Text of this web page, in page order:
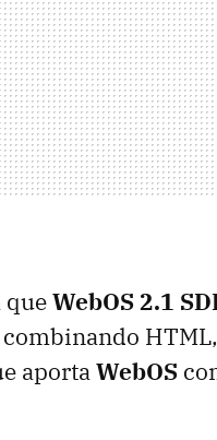
queWebOS 2.1
HTML
aportaWebOS